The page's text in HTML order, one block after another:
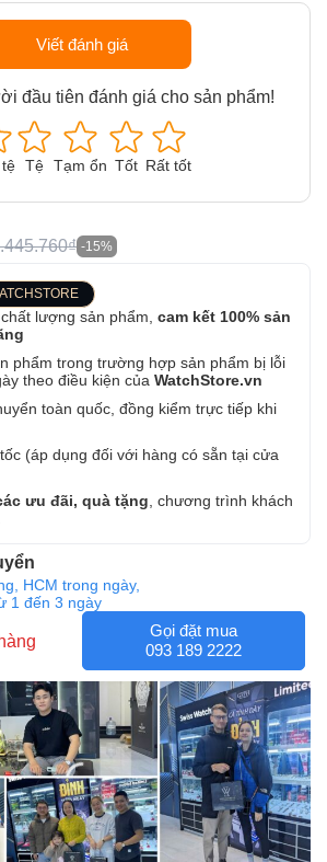
Viết đánh giá
đầu tiên đánh giá cho sản phẩm!
Tệ Tạm ổn Tốt Rất tốt
-15%
lượng sản phẩm, cam kết 100% sản
phẩm trong trường hợp sản phẩm bị lỗi
theo điều kiện của WatchStore.vn
toàn quốc, đồng kiểm trực tiếp khi
(áp dụng đối với hàng có sẵn tại cửa
ưu đãi, quà tặng , chương trình khách
HCM trong ngày,
1 đến 3 ngày
Gọi đặt mua
093 189 2222